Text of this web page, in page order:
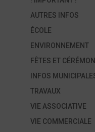
AUTRES INFOS
ÉCOLE
ENVIRONNEMENT
FÊTES ET
INFOS
TRAVAUX
VIE ASSOCIATIVE
VIE COMMERCIALE